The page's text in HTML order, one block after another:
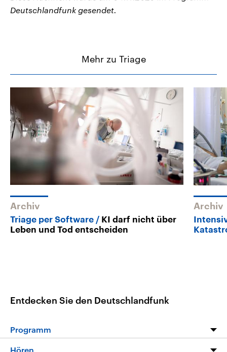
Deutschlandfunk gesendet.
Mehr zu Triage
Archiv
Triage per Software
KI darf nicht über
Leben und Tod entscheiden
Archiv
Entdecken Sie den Deutschlandfunk
Programm
Programm
Hören